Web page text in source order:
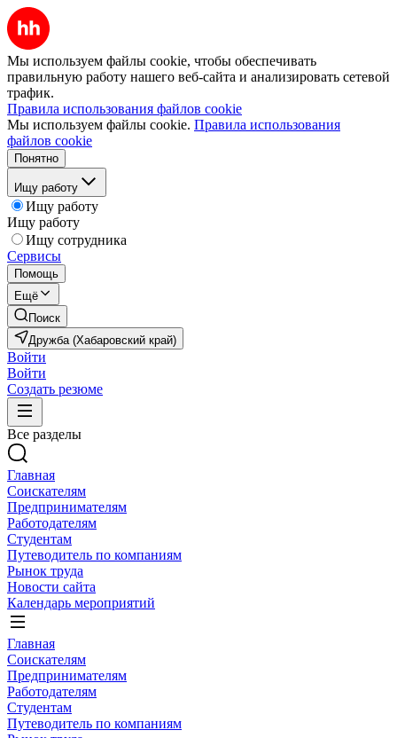
Мы используем файлы cookie, чтобы обеспечивать
правильную работу нашего веб-сайта и анализировать сетевой
трафик.
Правила использования файлов cookie
Мы используем файлы cookie. Правила использования
файлов cookie
Понятно
Ищу работу
Ищу работу
Ищу работу
Ищу сотрудника
Сервисы
Помощь
Ещё
Поиск
Дружба (Хабаровский край)
Войти
Войти
Создать резюме
Все разделы
Главная
Соискателям
Предпринимателям
Работодателям
Студентам
Путеводитель по компаниям
Рынок труда
Новости сайта
Календарь мероприятий
Главная
Соискателям
Предпринимателям
Работодателям
Студентам
Путеводитель по компаниям